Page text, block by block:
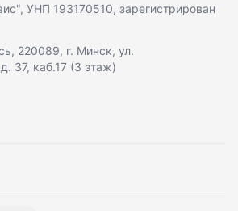
, УНП 193170510, зарегистрирован
220089, г. Минск, ул.
37, каб.17 (3 этаж)